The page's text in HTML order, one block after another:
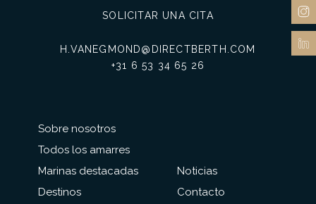
Sobre nosotros
Todos los amarres
Marinas destacadas
Destinos
SOLICITAR UNA CITA
H.VANEGMOND@DIRECTBERTH.COM
+31 6 53 34 65 26
Noticias
Contacto